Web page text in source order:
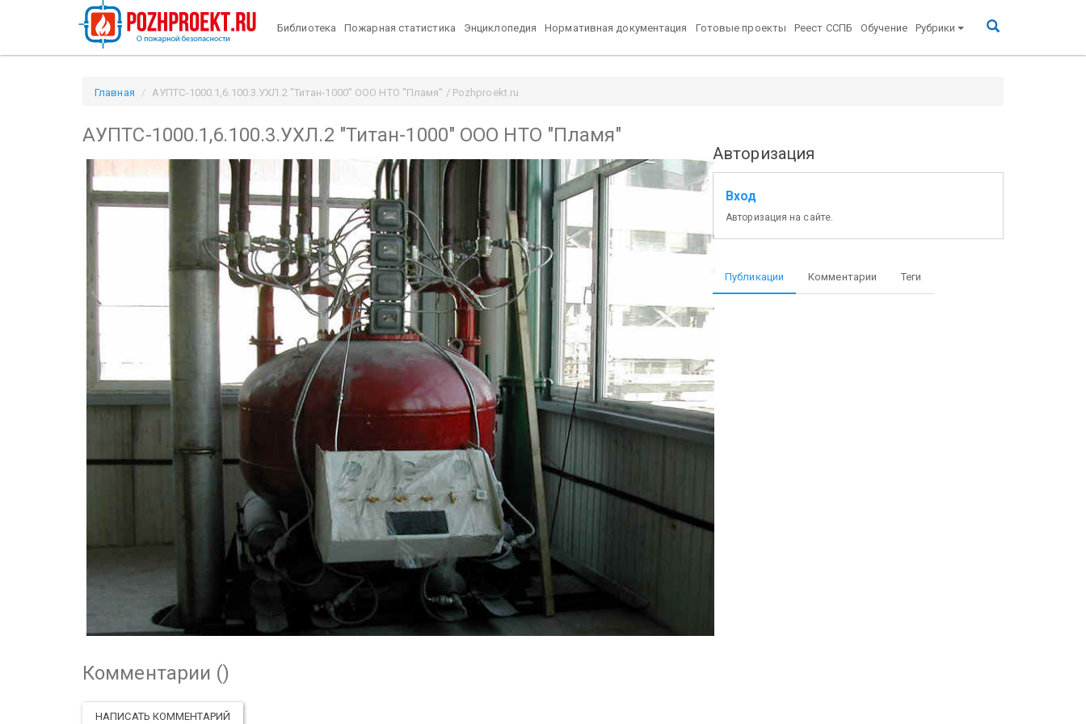
Библиотека Пожарная статистика Энциклопедия Нормативная документация Готовые проекты Реест ССПБ Обучение Рубрики
Главная АУПТС-1000.1,6.100.3.УХЛ.2 "Титан-1000" ООО НТО "Пламя" / Pozhproekt.ru
АУПТС-1000.1,6.100.3.УХЛ.2 "Титан-1000" ООО НТО "Пламя"
Комментарии ()
НАПИСАТЬ КОММЕНТАРИЙ
Авторизация
Вход
Авторизация на сайте.
Публикации Комментарии Теги